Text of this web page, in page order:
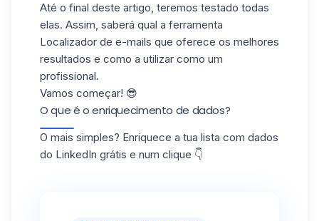
Até o final deste artigo, teremos testado todas
elas. Assim, saberá qual a ferramenta
Localizador de e-mails que oferece os melhores
resultados e como a utilizar como um
profissional.
Vamos começar! 😎
O que é o enriquecimento de dados?
O mais simples? Enriquece a tua lista com dados
do LinkedIn grátis e num clique 👇